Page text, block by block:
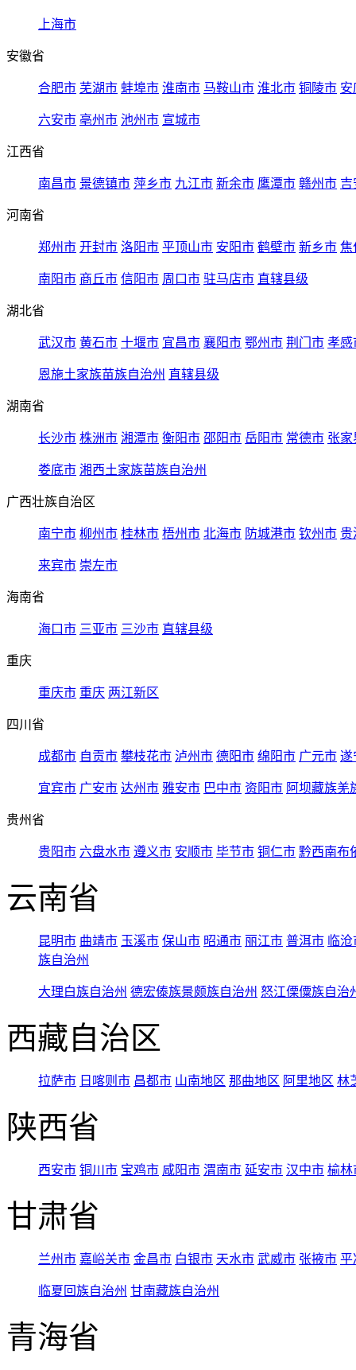
上海市
安徽省
合肥市 芜湖市 蚌埠市 淮南市 马鞍山市 淮北市 铜陵市 安
六安市 亳州市 池州市 宣城市
江西省
南昌市 景德镇市 萍乡市 九江市 新余市 鹰潭市 赣州市 吉
河南省
郑州市 开封市 洛阳市 平顶山市 安阳市 鹤壁市 新乡市 焦
南阳市 商丘市 信阳市 周口市 驻马店市 直辖县级
湖北省
武汉市 黄石市 十堰市 宜昌市 襄阳市 鄂州市 荆门市 孝感
恩施土家族苗族自治州 直辖县级
湖南省
长沙市 株洲市 湘潭市 衡阳市 邵阳市 岳阳市 常德市 张家
娄底市 湘西土家族苗族自治州
广西壮族自治区
南宁市 柳州市 桂林市 梧州市 北海市 防城港市 钦州市 贵
来宾市 崇左市
海南省
海口市 三亚市 三沙市 直辖县级
重庆
重庆市 重庆 两江新区
四川省
成都市 自贡市 攀枝花市 泸州市 德阳市 绵阳市 广元市 遂
宜宾市 广安市 达州市 雅安市 巴中市 资阳市 阿坝藏族羌
贵州省
贵阳市 六盘水市 遵义市 安顺市 毕节市 铜仁市 黔西南布
云南省
昆明市 曲靖市 玉溪市 保山市 昭通市 丽江市 普洱市 临
族自治州
大理白族自治州 德宏傣族景颇族自治州 怒江傈僳族自治
西藏自治区
拉萨市 日喀则市 昌都市 山南地区 那曲地区 阿里地区 林
陕西省
西安市 铜川市 宝鸡市 咸阳市 渭南市 延安市 汉中市 榆林
甘肃省
兰州市 嘉峪关市 金昌市 白银市 天水市 武威市 张掖市 平
临夏回族自治州 甘南藏族自治州
青海省